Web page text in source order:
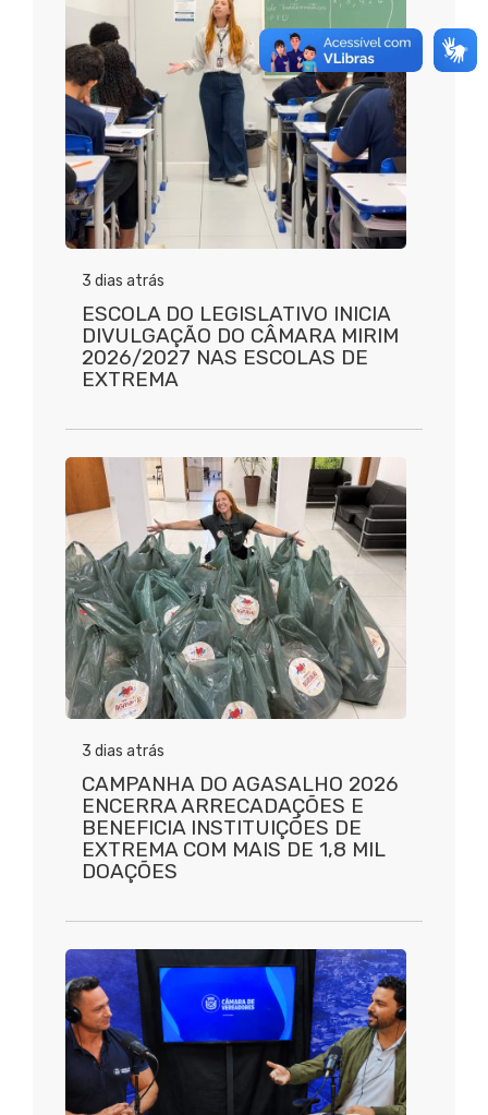
3 dias atrás
ESCOLA DO LEGISLATIVO INICIA
DIVULGAÇÃO DO CÂMARA MIRIM
2026/2027 NAS ESCOLAS DE
EXTREMA
3 dias atrás
CAMPANHA DO AGASALHO 2026
ENCERRA ARRECADAÇÕES E
BENEFICIA INSTITUIÇÕES DE
EXTREMA COM MAIS DE 1,8 MIL
DOAÇÕES